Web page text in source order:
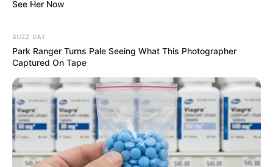
“İsrailə dedik ki, etdiyiniz əməl doğru
118 0
See Her Now
BUZZ DAY
Park Ranger Turns Pale Seeing What This Photographer
Captured On Tape